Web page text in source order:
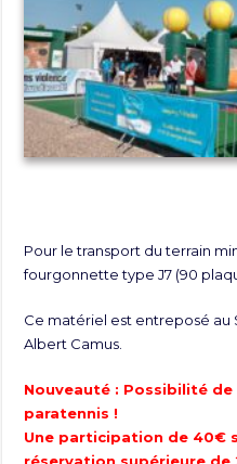
Pour le transport du terrain
fourgonnette type J7 (90
Ce matériel est entreposé au
Albert Camus.
Nouveauté : Possibilité
paratennis !
Une participation de 40€
réservation supérieure de